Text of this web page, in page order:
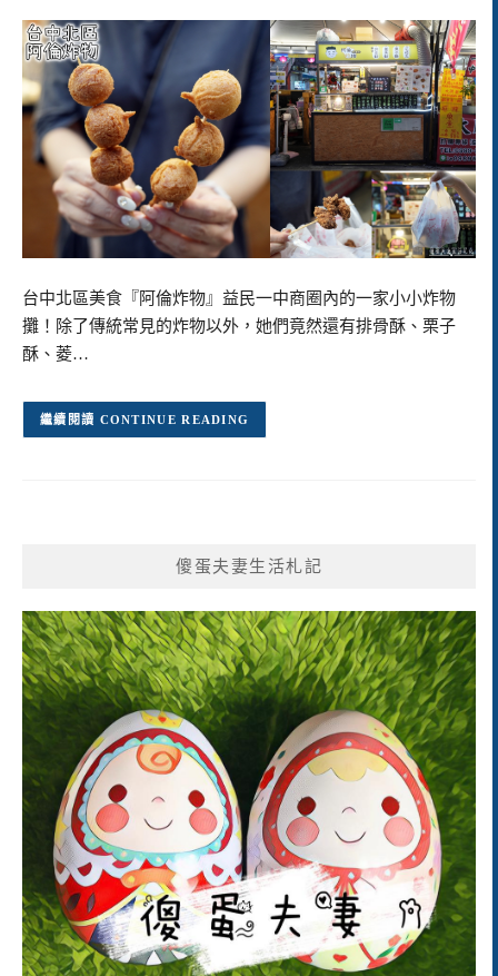
台中北區美食『阿倫炸物』益民一中商圈內的一家小小炸物
攤！除了傳統常見的炸物以外，她們竟然還有排骨酥、栗子
酥、菱…
CONTINUE READING
傻蛋夫妻生活札記